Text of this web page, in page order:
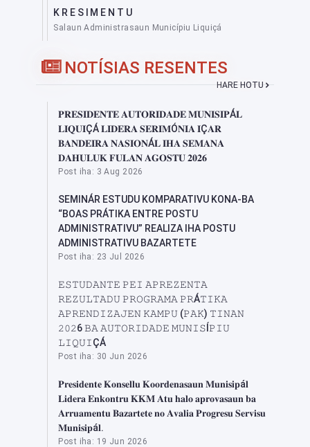
KRESIMENTU
Salaun Administrasaun Municípiu Liquiçá
NOTÍSIAS RESENTES
HARE HOTU
𝐏𝐑𝐄𝐒𝐈𝐃𝐄𝐍𝐓𝐄 𝐀𝐔𝐓𝐎𝐑𝐈𝐃𝐀𝐃𝐄 𝐌𝐔𝐍𝐈𝐒𝐈𝐏Á𝐋
𝐋𝐈𝐐𝐔𝐈ÇÁ 𝐋𝐈𝐃𝐄𝐑𝐀 𝐒𝐄𝐑𝐈𝐌Ó𝐍𝐈𝐀 𝐈Ç𝐀𝐑
𝐁𝐀𝐍𝐃𝐄𝐈𝐑𝐀 𝐍𝐀𝐒𝐈𝐎𝐍Á𝐋 𝐈𝐇𝐀 𝐒𝐄𝐌𝐀𝐍𝐀
𝐃𝐀𝐇𝐔𝐋𝐔𝐊 𝐅𝐔𝐋𝐀𝐍 𝐀𝐆𝐎𝐒𝐓𝐔 𝟐𝟎𝟐𝟔
Post iha: 3 Aug 2026
SEMINÁR ESTUDU KOMPARATIVU KONA-BA
“BOAS PRÁTIKA ENTRE POSTU
ADMINISTRATIVU” REALIZA IHA POSTU
ADMINISTRATIVU BAZARTETE
Post iha: 23 Jul 2026
𝙴𝚂𝚃𝚄𝙳𝙰𝙽𝚃𝙴 𝙿𝙴𝙸 𝙰𝙿𝚁𝙴𝚉𝙴𝙽𝚃𝙰
𝚁𝙴𝚉𝚄𝙻𝚃𝙰𝙳𝚄 𝙿𝚁𝙾𝙶𝚁𝙰𝙼𝙰 𝙿𝚁Á𝚃𝙸𝙺𝙰
𝙰𝙿𝚁𝙴𝙽𝙳𝙸𝚉𝙰𝙹𝙴𝙽 𝙺𝙰𝙼𝙿𝚄 (𝙿𝙰𝙺) 𝚃𝙸𝙽𝙰𝙽
𝟸𝟶𝟸6 𝙱𝙰 𝙰𝚄𝚃𝙾𝚁𝙸𝙳𝙰𝙳𝙴 𝙼𝚄𝙽𝙸𝚂Í𝙿𝙸𝚄
𝙻𝙸𝚀𝚄𝙸ÇÁ
Post iha: 30 Jun 2026
𝐏𝐫𝐞𝐬𝐢𝐝𝐞𝐧𝐭𝐞 𝐊𝐨𝐧𝐬𝐞𝐥𝐥𝐮 𝐊𝐨𝐨𝐫𝐝𝐞𝐧𝐚𝐬𝐚𝐮𝐧 𝐌𝐮𝐧𝐢𝐬𝐢𝐩á𝐥
𝐋𝐢𝐝𝐞𝐫𝐚 𝐄𝐧𝐤𝐨𝐧𝐭𝐫𝐮 𝐊𝐊𝐌 𝐀𝐭𝐮 𝐡𝐚𝐥𝐨 𝐚𝐩𝐫𝐨𝐯𝐚𝐬𝐚𝐮𝐧 𝐛𝐚
𝐀𝐫𝐫𝐮𝐚𝐦𝐞𝐧𝐭𝐮 𝐁𝐚𝐳𝐚𝐫𝐭𝐞𝐭𝐞 𝐧𝐨 𝐀𝐯𝐚𝐥𝐢𝐚 𝐏𝐫𝐨𝐠𝐫𝐞𝐬𝐮 𝐒𝐞𝐫𝐯𝐢𝐬𝐮
𝐌𝐮𝐧𝐢𝐬𝐢𝐩á𝐥.
Post iha: 19 Jun 2026